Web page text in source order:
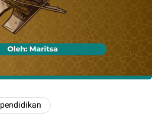
pendidikan